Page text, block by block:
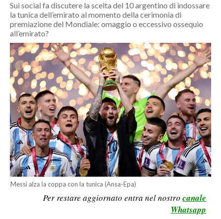
OGLIASTRA
AGENDA
CRONACA
ITALIA
MONDO
POLITICA
ECONOMIA
SERVIZI ALLE IMPRESE
LAVORO
BANDI
SPORT IN SARDEGNA
Sui social fa discutere la scelta del 10 argentino di indossare
la tunica dell’emirato al momento della cerimonia di
premiazione del Mondiale: omaggio o eccessivo ossequio
all’emirato?
Messi alza la coppa con la tunica (Ansa-Epa)
Per restare aggiornato entra nel nostro canale
Whatsapp